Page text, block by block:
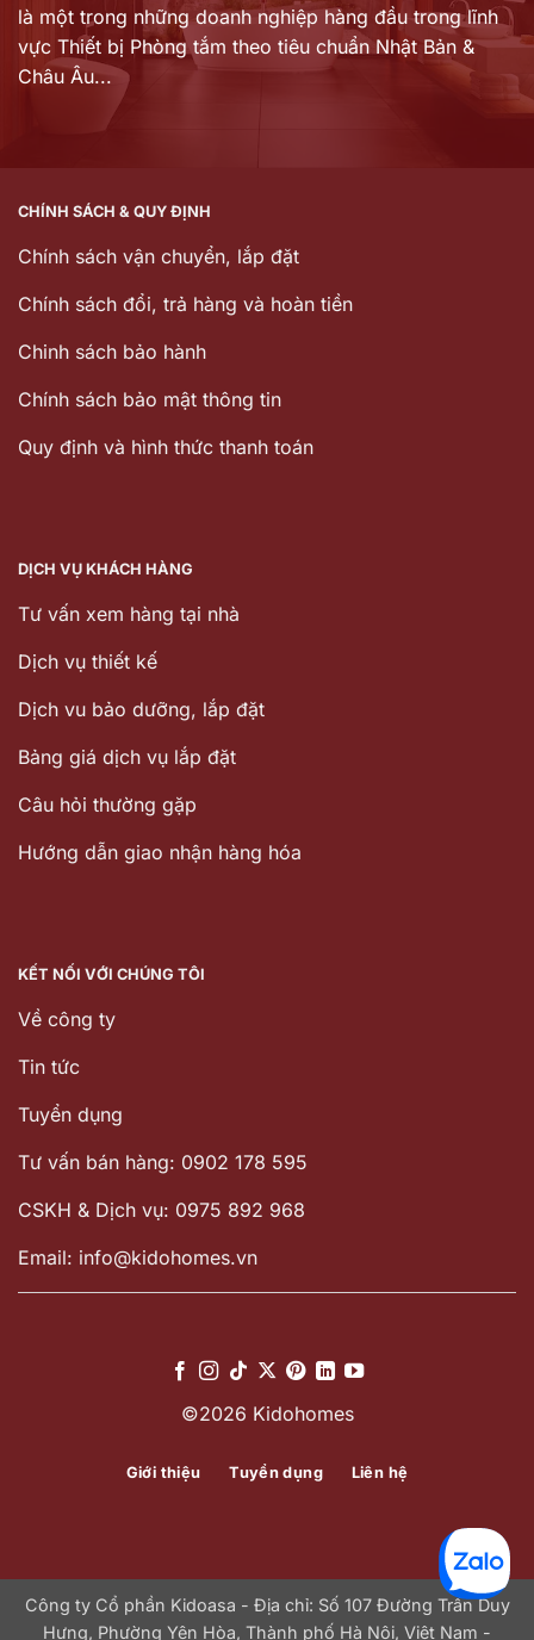
là một trong những doanh nghiệp hàng đầu trong lĩnh
vực Thiết bị Phòng tắm theo tiêu chuẩn Nhật Bản &
Châu Âu...
CHÍNH SÁCH & QUY ĐỊNH
Chính sách vận chuyển, lắp đặt
Chính sách đổi, trả hàng và hoàn tiền
Chinh sách bảo hành
Chính sách bảo mật thông tin
Quy định và hình thức thanh toán
DỊCH VỤ KHÁCH HÀNG
Tư vấn xem hàng tại nhà
Dịch vụ thiết kế
Dịch vu bảo dưỡng, lắp đặt
Bảng giá dịch vụ lắp đặt
Câu hỏi thường gặp
Hướng dẫn giao nhận hàng hóa
KẾT NỐI VỚI CHÚNG TÔI
Về công ty
Tin tức
Tuyển dụng
Tư vấn bán hàng: 0902 178 595
CSKH & Dịch vụ: 0975 892 968
Email: info@kidohomes.vn
©2026 Kidohomes
Giới thiệu Tuyển dụng Liên hệ
Công ty Cổ phần Kidoasa - Địa chỉ: Số 107 Đường Trần Duy
Hưng, Phường Yên Hòa, Thành phố Hà Nội, Việt Nam -